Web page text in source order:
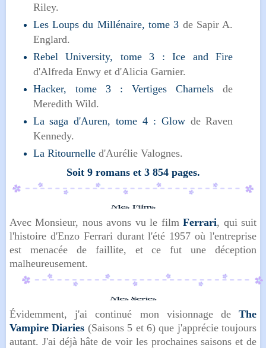
Riley.
Les Loups du Millénaire, tome 3 de Sapir A.
Englard.
Rebel University, tome 3 : Ice and Fire
d'Alfreda Enwy et d'Alicia Garnier.
Hacker, tome 3 : Vertiges Charnels de
Meredith Wild.
La saga d'Auren, tome 4 : Glowde Raven
Kennedy.
La Ritournelled'Aurélie Valognes.
Soit 9 romans et 3 854 pages.
Avec Monsieur, nous avons vu le filmFerrari, qui suit
l'histoire d'Enzo Ferrari durant l'été 1957 où l'entreprise
est menacée de faillite, et ce fut une déception
malheureusement.
Évidemment, j'ai continué mon visionnage de The
Vampire Diaries (Saisons 5 et 6) que j'apprécie toujours
autant. J'ai déjà hâte de voir les prochaines saisons et de